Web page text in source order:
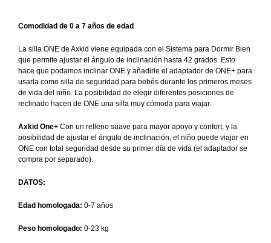
Comodidad de 0 a 7 años de edad
La silla ONE de Axkid viene equipada con el Sistema para Dormir Bien
que permite ajustar el ángulo de inclinación hasta 42 grados. Esto
hace que podamos inclinar ONE y añadirle el adaptador de ONE+ para
usarla como silla de seguridad para bebés durante los primeros meses
de vida del niño. La posibilidad de elegir diferentes posiciones de
reclinado hacen de ONE una silla muy cómoda para viajar.
Axkid One+ Con un relleno suave para mayor apoyo y confort, y la
posibilidad de ajustar el ángulo de inclinación, el niño puede viajar en
ONE con total seguridad desde su primer día de vida (el adaptador se
compra por separado).
DATOS:
Edad homologada: 0-7 años
Peso homologado: 0-23 kg